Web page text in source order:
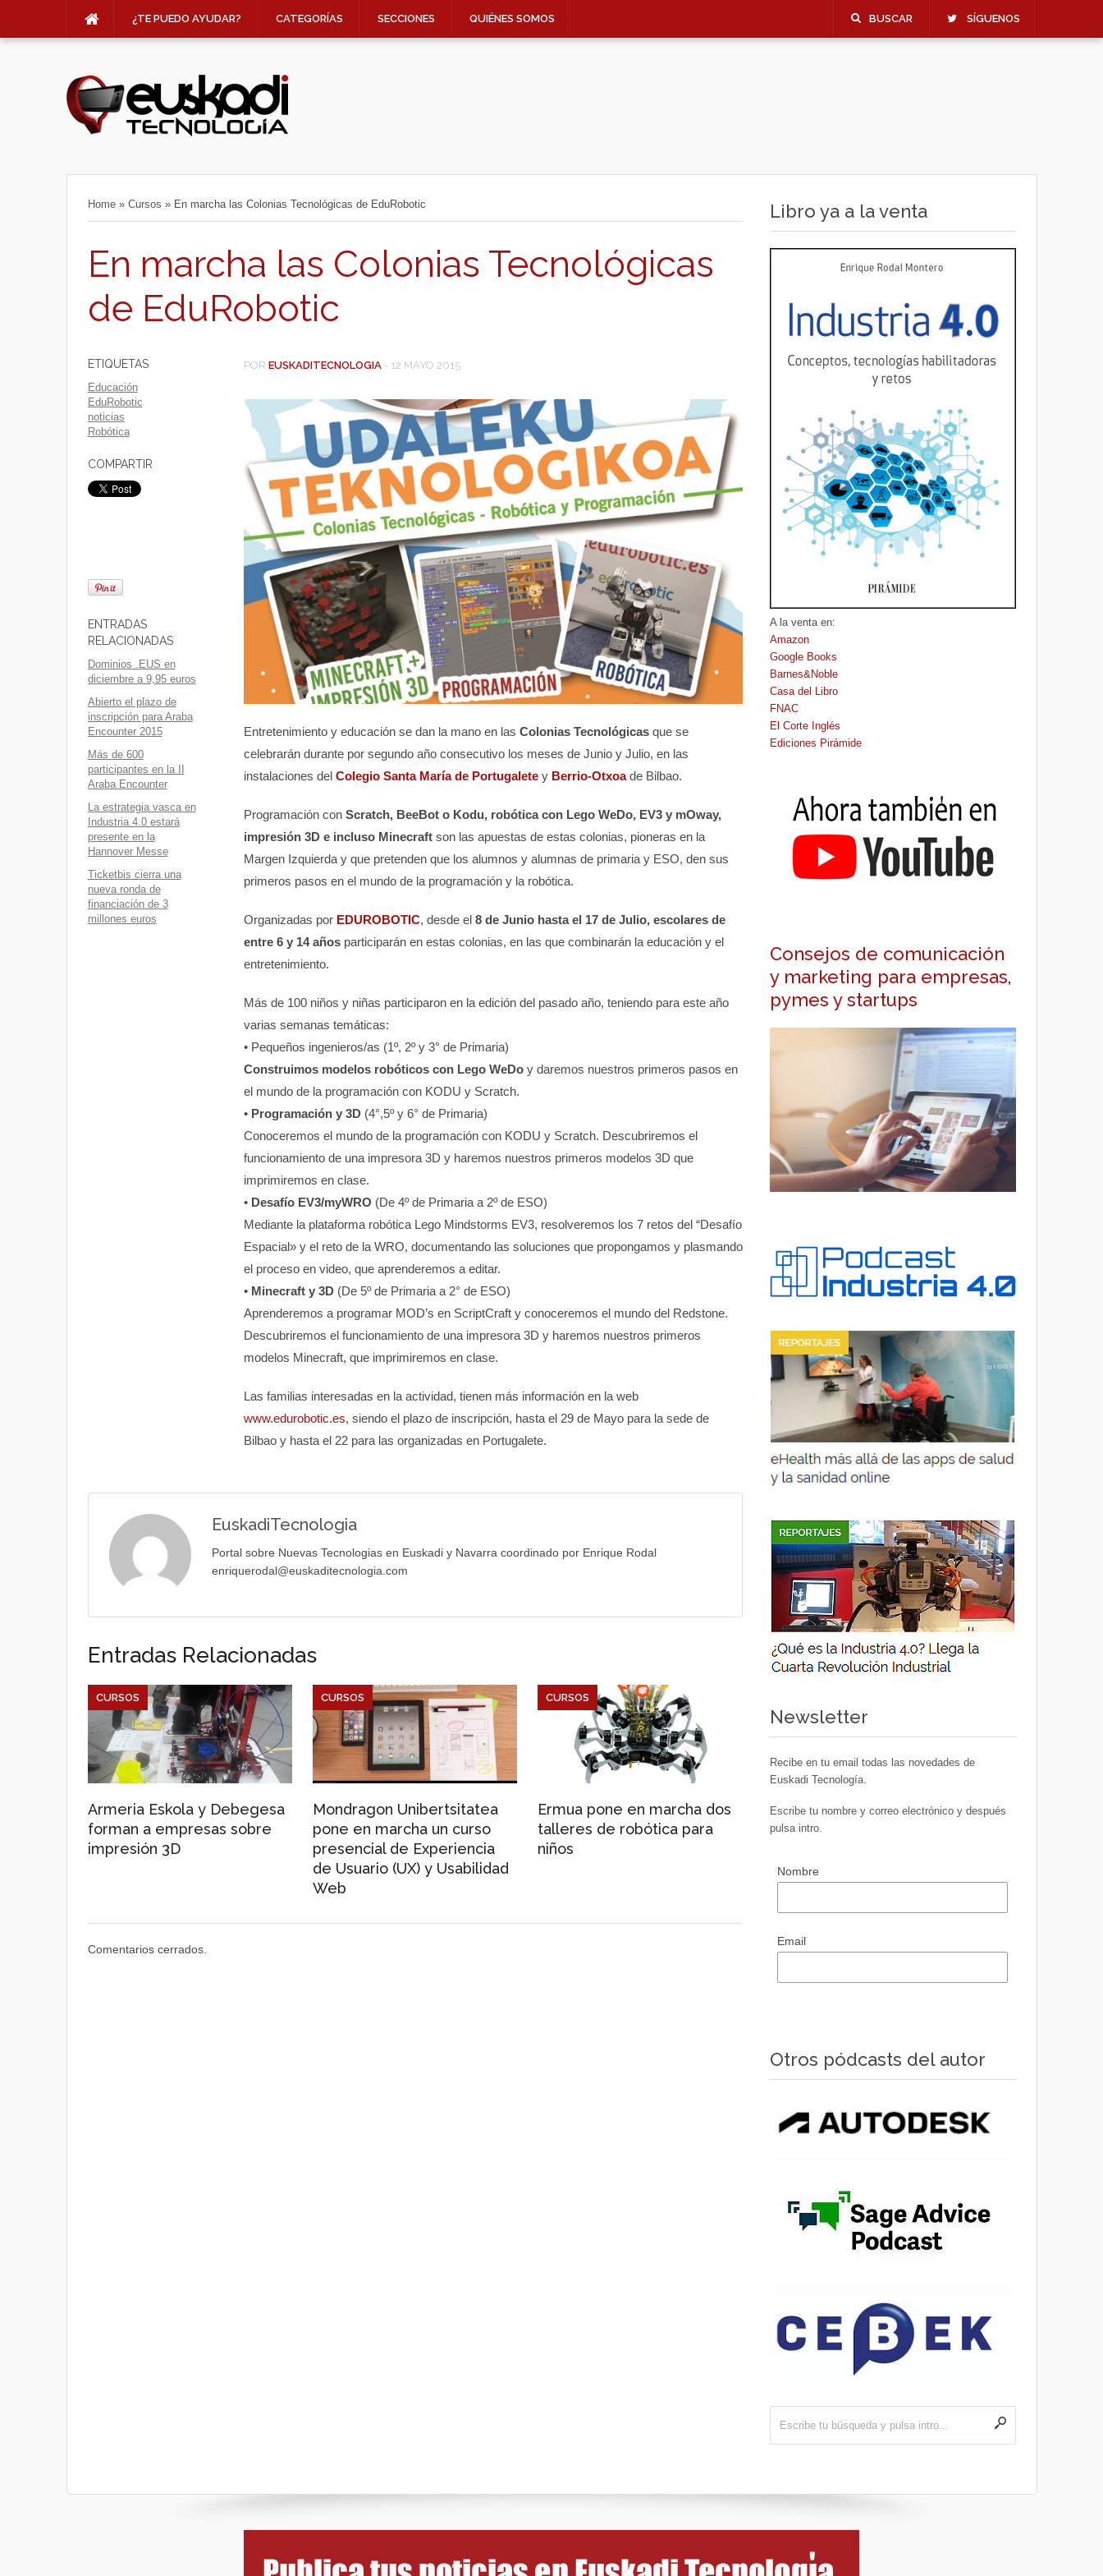
¿TE PUEDO AYUDAR? CATEGORÍAS SECCIONES QUIÉNES SOMOS BUSCAR SÍGUENOS
Home » Cursos » En marcha las Colonias Tecnológicas de EduRobotic
En marcha las Colonias Tecnológicas
de EduRobotic
ETIQUETAS
Educación
EduRobotic
noticias
Robótica
COMPARTIR
ENTRADAS
RELACIONADAS
Dominios .EUS en
diciembre a 9,95 euros
Abierto el plazo de
inscripción para Araba
Encounter 2015
Más de 600
participantes en la II
Araba Encounter
La estrategia vasca en
Industria 4.0 estará
presente en la
Hannover Messe
Ticketbis cierra una
nueva ronda de
financiación de 3
millones euros
POR EUSKADITECNOLOGIA - 12 MAYO 2015
Entretenimiento y educación se dan la mano en las Colonias Tecnológicasque se
celebrarán durante por segundo año consecutivo los meses de Junio y Julio, en las
instalaciones del Colegio Santa María de Portugaletey Berrio-Otxoade Bilbao.
Programación con Scratch, BeeBot o Kodu, robótica con Lego WeDo, EV3 y mOway,
impresión 3D e incluso Minecraftson las apuestas de estas colonias, pioneras en la
Margen Izquierda y que pretenden que los alumnos y alumnas de primaria y ESO, den sus
primeros pasos en el mundo de la programación y la robótica.
Organizadas por EDUROBOTIC, desde el 8 de Junio hasta el 17 de Julio, escolares de
entre 6 y 14 añosparticiparán en estas colonias, en las que combinarán la educación y el
entretenimiento.
Más de 100 niños y niñas participaron en la edición del pasado año, teniendo para este año
varias semanas temáticas:
• Pequeños ingenieros/as (1º, 2º y 3° de Primaria)
Construimos modelos robóticos con Lego WeDoy daremos nuestros primeros pasos en
el mundo de la programación con KODU y Scratch.
• Programación y 3D(4°,5º y 6° de Primaria)
Conoceremos el mundo de la programación con KODU y Scratch. Descubriremos el
funcionamiento de una impresora 3D y haremos nuestros primeros modelos 3D que
imprimiremos en clase.
• Desafío EV3/myWRO (De 4º de Primaria a 2º de ESO)
Mediante la plataforma robótica Lego Mindstorms EV3, resolveremos los 7 retos del “Desafío
Espacial» y el reto de la WRO, documentando las soluciones que propongamos y plasmando
el proceso en video, que aprenderemos a editar.
• Minecraft y 3D(De 5º de Primaria a 2° de ESO)
Aprenderemos a programar MOD’s en ScriptCraft y conoceremos el mundo del Redstone.
Descubriremos el funcionamiento de una impresora 3D y haremos nuestros primeros
modelos Minecraft, que imprimiremos en clase.
Las familias interesadas en la actividad, tienen más información en la web
www.edurobotic.es, siendo el plazo de inscripción, hasta el 29 de Mayo para la sede de
Bilbao y hasta el 22 para las organizadas en Portugalete.
EuskadiTecnologia
Portal sobre Nuevas Tecnologias en Euskadi y Navarra coordinado por Enrique Rodal
enriquerodal@euskaditecnologia.com
Entradas Relacionadas
Armeria Eskola y Debegesa
forman a empresas sobre
impresión 3D
CURSOS
Mondragon Unibertsitatea
pone en marcha un curso
presencial de Experiencia
de Usuario (UX) y Usabilidad
Web
CURSOS
Ermua pone en marcha dos
talleres de robótica para
niños
CURSOS
Comentarios cerrados.
Libro ya a la venta
A la venta en:
Amazon
Google Books
Barnes&Noble
Casa del Libro
FNAC
El Corte Inglés
Ediciones Pirámide
Consejos de comunicación
y marketing para empresas,
pymes y startups
Newsletter
Recibe en tu email todas las novedades de
Euskadi Tecnología.
Escribe tu nombre y correo electrónico y después
pulsa intro.
Nombre
Email
Otros pódcasts del autor